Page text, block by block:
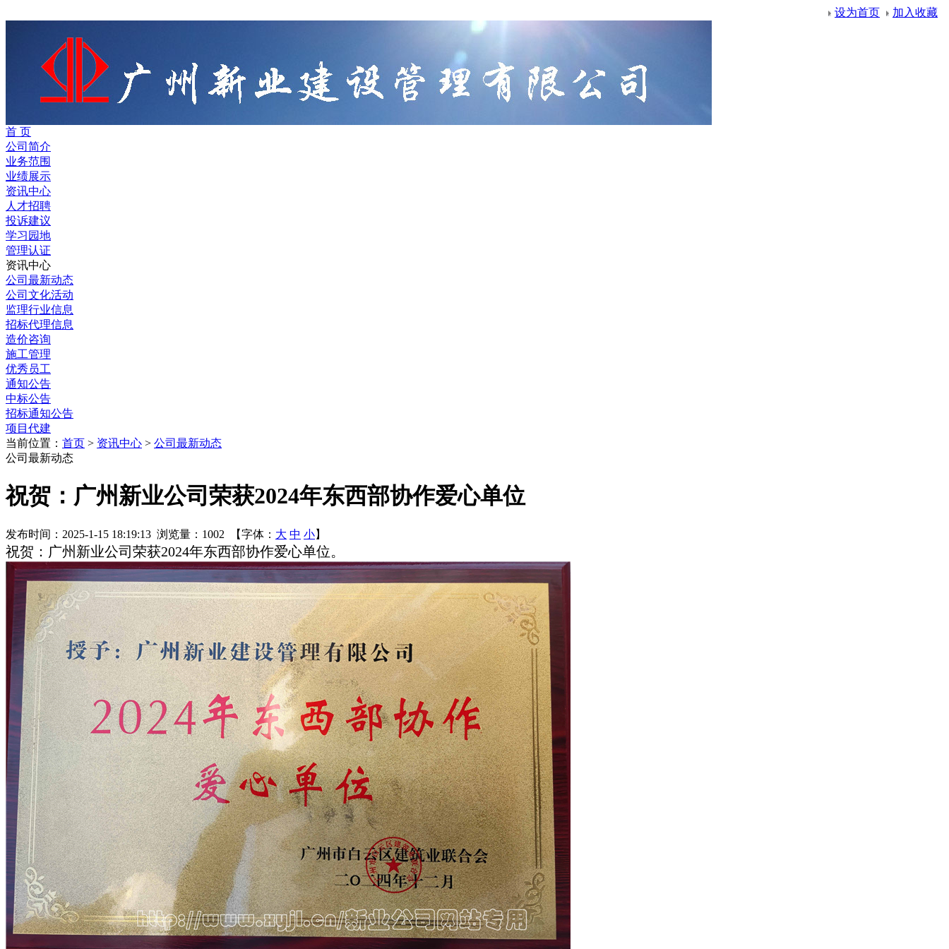
设为首页 加入收藏
首 页
公司简介
业务范围
业绩展示
资讯中心
人才招聘
投诉建议
学习园地
管理认证
资讯中心
公司最新动态
公司文化活动
监理行业信息
招标代理信息
造价咨询
施工管理
优秀员工
通知公告
中标公告
招标通知公告
项目代建
当前位置： 首页 > 资讯中心 > 公司最新动态
公司最新动态
祝贺：广州新业公司荣获2024年东西部协作爱心单位
发布时间：2025-1-15 18:19:13 浏览量：1002 【字体： 大 中 小】
祝贺：广州新业公司荣获2024年东西部协作爱心单位。